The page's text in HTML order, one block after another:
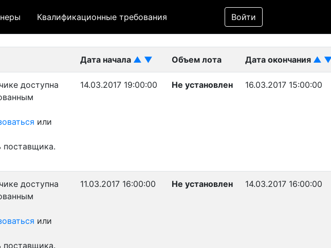
Квалификационные требования Войти
Фильтр
Дата начала ▲ ▼ Объем лота Дата окончания ▲
доступна
или
поставщика.
14.03.2017 19:00:00 Не установлен 16.03.2017 15:00:00
доступна
или
поставщика.
11.03.2017 16:00:00 Не установлен 14.03.2017 16:00:00